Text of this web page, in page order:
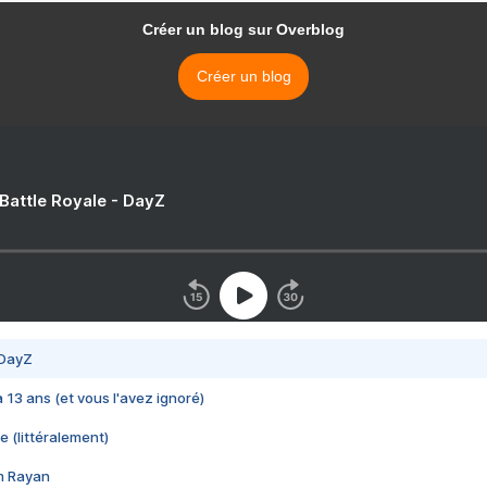
Créer un blog sur Overblog
Créer un blog
Royale - DayZ
13 ans (et vous l'avez ignoré)
(littéralement)
Rayan